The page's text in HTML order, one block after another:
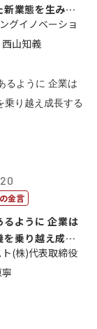
新業態を生み出
グイノベーショ
山知義
金言
るように 企業は
を乗り越え成長
(株)代表取締役